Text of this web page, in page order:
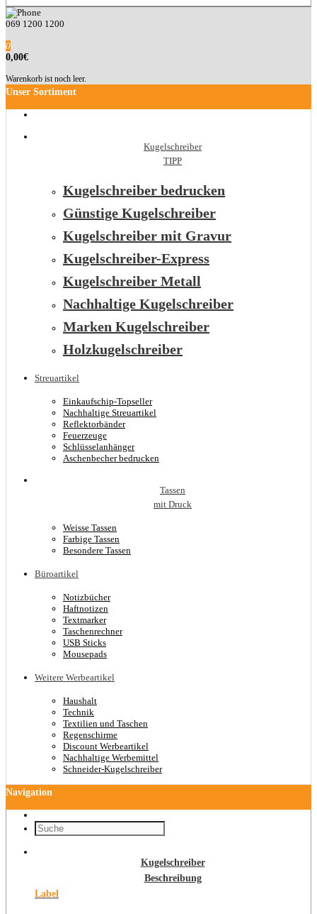
069 1200 1200
0
0,00€
Warenkorb ist noch leer.
Unser Sortiment
Kugelschreiber
TIPP
Kugelschreiber bedrucken
Günstige Kugelschreiber
Kugelschreiber mit Gravur
Kugelschreiber-Express
Kugelschreiber Metall
Nachhaltige Kugelschreiber
Marken Kugelschreiber
Holzkugelschreiber
Streuartikel
Einkaufschip-Topseller
Nachhaltige Streuartikel
Reflektorbänder
Feuerzeuge
Schlüsselanhänger
Aschenbecher bedrucken
Tassen
mit Druck
Weisse Tassen
Farbige Tassen
Besondere Tassen
Büroartikel
Notizbücher
Haftnotizen
Textmarker
Taschenrechner
USB Sticks
Mousepads
Weitere Werbeartikel
Haushalt
Technik
Textilien und Taschen
Regenschirme
Discount Werbeartikel
Nachhaltige Werbemittel
Schneider-Kugelschreiber
Navigation
Kugelschreiber
Beschreibung
Label